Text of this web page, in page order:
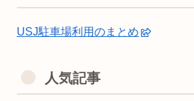
USJ駐車場利用のまとめ
人気記事